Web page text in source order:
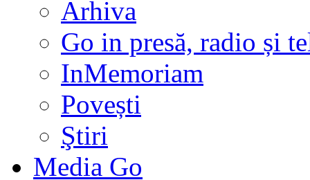
Arhiva
Go in presă, radio și
InMemoriam
Povești
Ştiri
Media Go